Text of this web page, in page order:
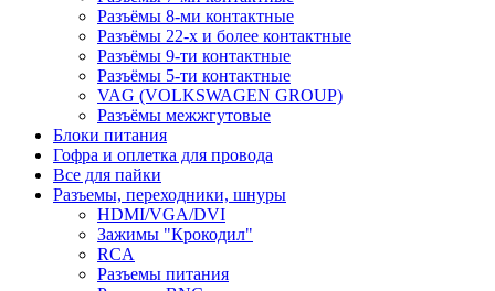
Разъёмы 8-ми контактные
Разъёмы 22-х и более контактные
Разъёмы 9-ти контактные
Разъёмы 5-ти контактные
VAG (VOLKSWAGEN GROUP)
Разъёмы межжгутовые
Блоки питания
Гофра и оплетка для провода
Все для пайки
Разъемы, переходники, шнуры
HDMI/VGA/DVI
Зажимы "Крокодил"
RCA
Разъемы питания